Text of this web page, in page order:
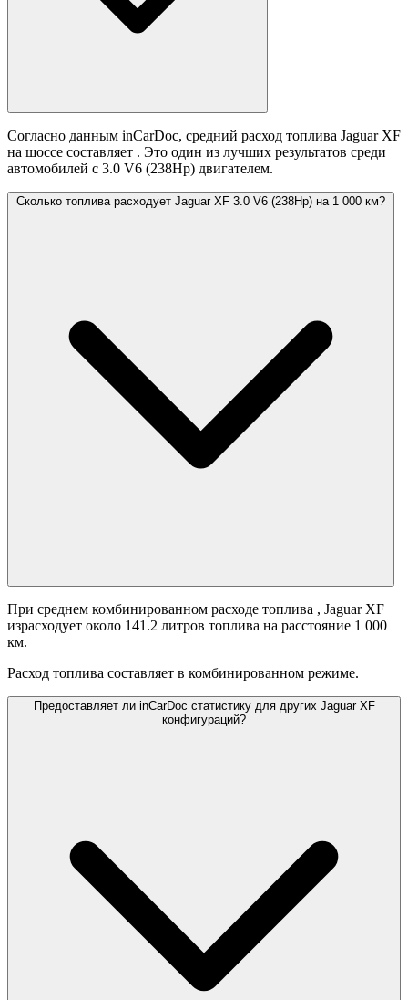
Согласно данным inCarDoc, средний расход топлива Jaguar XF
на шоссе составляет . Это один из лучших результатов среди
автомобилей с 3.0 V6 (238Hp) двигателем.
Сколько топлива расходует Jaguar XF 3.0 V6 (238Hp) на 1 000 км?
При среднем комбинированном расходе топлива , Jaguar XF
израсходует около 141.2 литров топлива на расстояние 1 000
км.
Расход топлива составляет в комбинированном режиме.
Предоставляет ли inCarDoc статистику для других Jaguar XF
конфигураций?